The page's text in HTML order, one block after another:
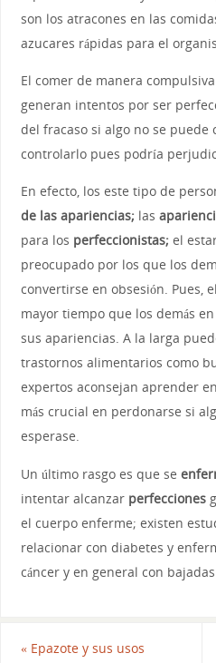
son los atracones en las
azucares rápidas para el
El comer de manera
generan intentos por ser
del fracaso si algo no se puede
controlarlo pues podría
En efecto, los este tipo de
de las apariencias; las
para los perfeccionistas; el
preocupado por los que los
convertirse en obsesión. Pues, el
mayor tiempo que los demás
sus apariencias. A la larga
trastornos alimentarios como
expertos aconsejan aprender
más crucial en perdonarse si
esperase.
Un último rasgo es que se
intentar alcanzar perfecciones
el cuerpo enferme; existen
relacionar con diabetes y
cáncer y en general con
«Epazote y sus usos